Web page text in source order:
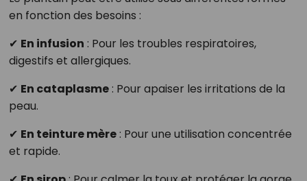
en fonction des besoins :
✔ En infusion : Pour les troubles respiratoires,
digestifs et allergiques.
✔ En cataplasme: Pour apaiser les irritations de la
peau.
✔ En teinture mère: Pour une utilisation concentrée
et rapide.